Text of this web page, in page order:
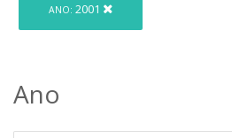
ANO: 2001
Ano